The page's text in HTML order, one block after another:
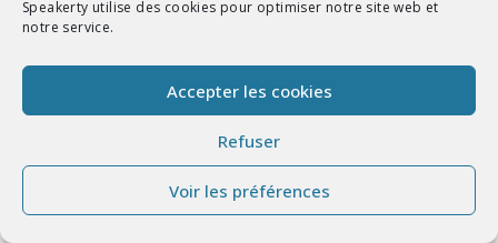
Speakerty utilise des cookies pour optimiser notre site web et
notre service.
Accepter les cookies
Refuser
Voir les préférences